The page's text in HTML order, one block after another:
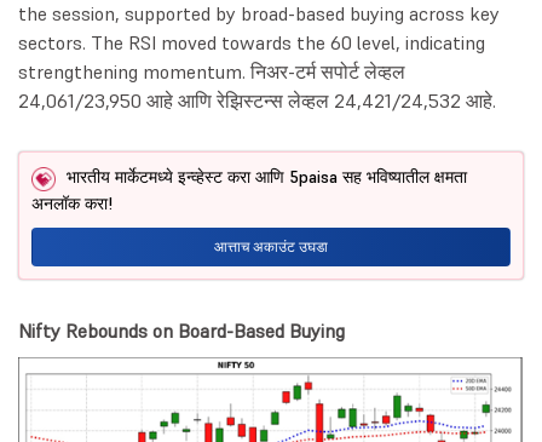
the session, supported by broad-based buying across key
sectors. The RSI moved towards the 60 level, indicating
strengthening momentum. निअर-टर्म सपोर्ट लेव्हल
24,061/23,950 आहे आणि रेझिस्टन्स लेव्हल 24,421/24,532 आहे.
भारतीय मार्केटमध्ये इन्व्हेस्ट करा आणि 5paisa सह भविष्यातील क्षमता
अनलॉक करा!
आत्ताच अकाउंट उघडा
Nifty Rebounds on Board-Based Buying